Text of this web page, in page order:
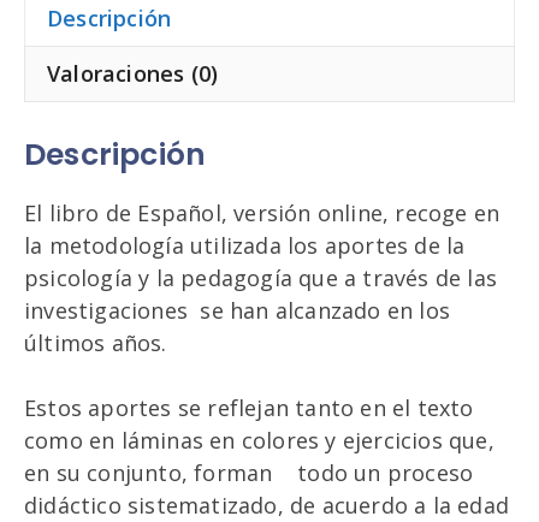
Descripción
Valoraciones (0)
Descripción
El libro de Español, versión online, recoge en
la metodología utilizada los aportes de la
psicología y la pedagogía que a través de las
investigaciones se han alcanzado en los
últimos años.
Estos aportes se reflejan tanto en el texto
como en láminas en colores y ejercicios que,
en su conjunto, forman todo un proceso
didáctico sistematizado, de acuerdo a la edad